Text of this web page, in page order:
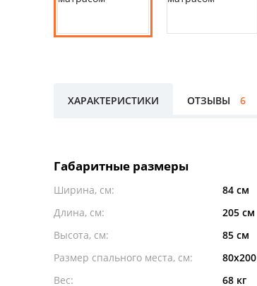
ХАРАКТЕРИСТИКИ ОТЗЫВЫ 6
Габаритные размеры
Ширина, см:
84 см
Длина, см:
205 см
Высота, см:
85 см
Размер спального места, см:
80x200
Вес:
68 кг